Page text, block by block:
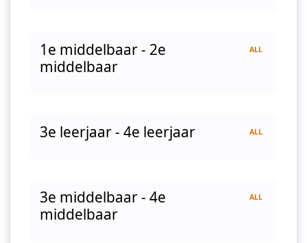
ALL
1e middelbaar - 2e
middelbaar
ALL
3e leerjaar - 4e leerjaar
ALL
3e middelbaar - 4e
middelbaar